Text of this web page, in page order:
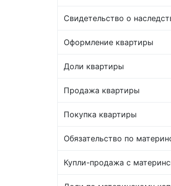
Свидетельство о
Оформление квартиры
Доли квартиры
Продажа квартиры
Покупка квартиры
Обязательство по
Купли-продажа с